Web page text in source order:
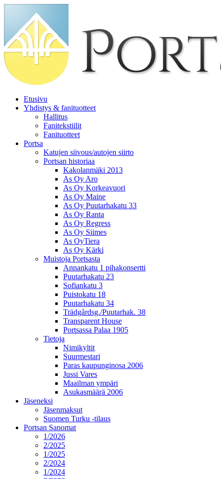
Etusivu
Yhdistys & fanituotteet
Hallitus
Fanitekstiilit
Fanituotteet
Portsa
Katujen siivous/autojen siirto
Portsan historiaa
Kakolanmäki 2013
As Oy Aro
As Oy Korkeavuori
As Oy Maine
As Oy Puutarhakatu 33
As Oy Ranta
As Oy Regress
As Oy Siimes
As OyTiera
As Oy Kärki
Muistoja Portsasta
Annankatu 1 pihakonsertti
Puutarhakatu 23
Sofiankatu 3
Puistokatu 18
Puutarhakatu 34
Trädgårdsg./Puutarhak. 38
Transparent House
Portsassa Palaa 1905
Tietoja
Nimikyltit
Suurmestari
Paras kaupunginosa 2006
Jussi Vares
Maailman ympäri
Asukasmäärä 2006
Jäseneksi
Jäsenmaksut
Suomen Turku -tilaus
Portsan Sanomat
1/2026
2/2025
1/2025
2/2024
1/2024